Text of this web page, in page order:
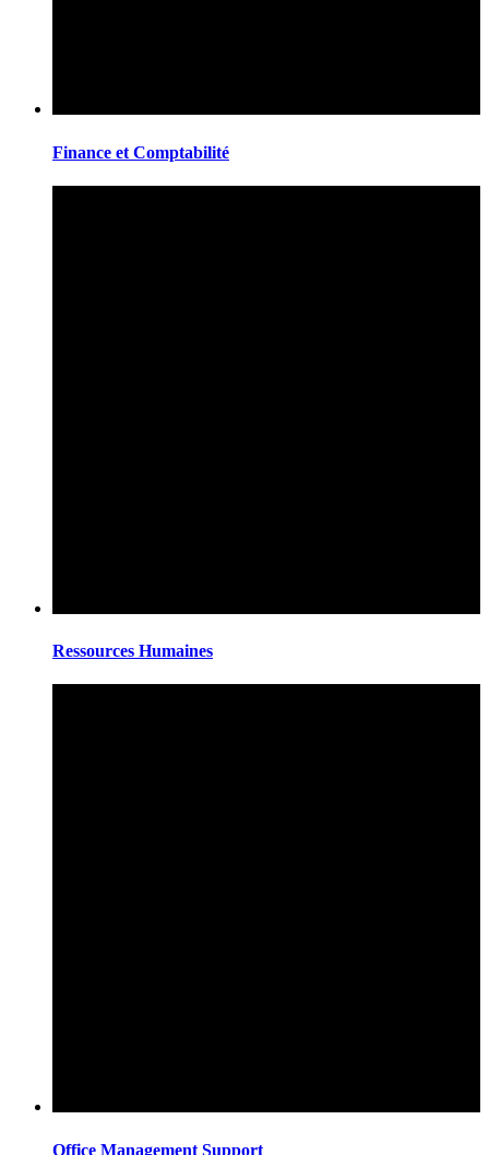
Finance et Comptabilité
Ressources Humaines
Office Management Support